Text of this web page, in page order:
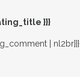
}}}
| nl2br}}}